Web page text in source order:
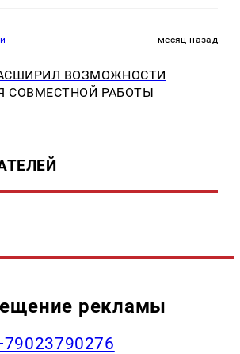
месяц назад
ВОЗМОЖНОСТИ
СОВМЕСТНОЙ РАБОТЫ
рекламы